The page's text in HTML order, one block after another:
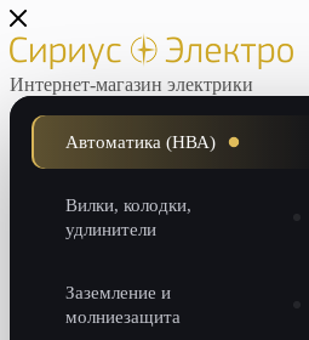
Интернет-магазин электрики
Автоматика (НВА)
Вилки, колодки,
удлинители
Заземление и
молниезащита